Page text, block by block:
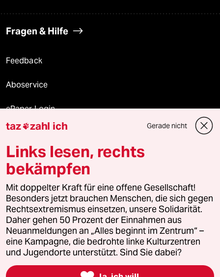
Fragen & Hilfe
Feedback
Aboservice
ePaper Login
Downloads für Abonnierende
© 2026 taz Verlags und Vertriebs GmbH
Alle Rechte vorbehalten. Bei rechtlichen Fragen oder für Genehmigungen
wenden Sie sich bitte an
lizenzen@taz.de
Feedback Redaktionsstatut Kommune-Richtlinien
Leitlinie Informant Datenschutz Impressum AGB
Seitenwende Einwilligungen widerrufen (Ads)
taz zahl ich Gerade nicht
Links lesen, rechts
bekämpfen
Mit doppelter Kraft für eine offene Gesellschaft!
Besonders jetzt brauchen Menschen, die sich gegen
Rechtsextremismus einsetzen, unsere Solidarität.
Daher gehen 50 Prozent der Einnahmen aus
Neuanmeldungen an „Alles beginnt im Zentrum“ –
eine Kampagne, die bedrohte linke Kulturzentren
und Jugendorte unterstützt. Sind Sie dabei?